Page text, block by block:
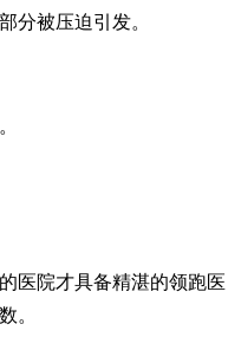
分被压迫引发。
医院才具备精湛的领跑医
。